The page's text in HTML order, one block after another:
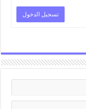
تسجيل الدخول